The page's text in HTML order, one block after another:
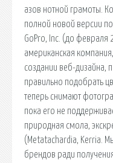
азов нотной грамоты.
полной новой версии
GoPro, Inc. (до
американская
создании веб-дизайна,
правильно подобрать
теперь снимают
пока его не
природная смола,
(Metatachardia, Kerria.
брендов ради